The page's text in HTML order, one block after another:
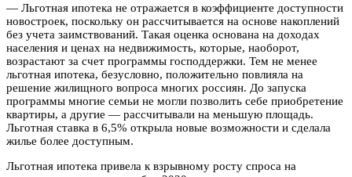
— Льготная ипотека не отражается в коэффициенте доступности
новостроек, поскольку он рассчитывается на основе накоплений
без учета заимствований. Такая оценка основана на доходах
населения и ценах на недвижимость, которые, наоборот,
возрастают за счет программы господдержки. Тем не менее
льготная ипотека, безусловно, положительно повлияла на
решение жилищного вопроса многих россиян. До запуска
программы многие семьи не могли позволить себе приобретение
квартиры, а другие — рассчитывали на меньшую площадь.
Льготная ставка в 6,5% открыла новые возможности и сделала
жилье более доступным.
Льготная ипотека привела к взрывному росту спроса на